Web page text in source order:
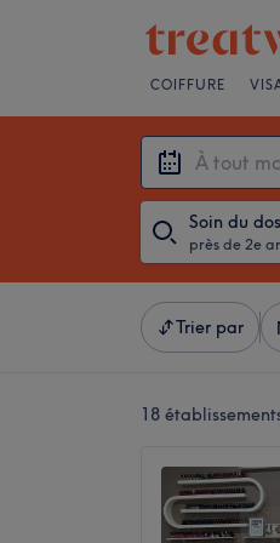
COIFFURE
Soin du dos
près de 2e
Trier par
18